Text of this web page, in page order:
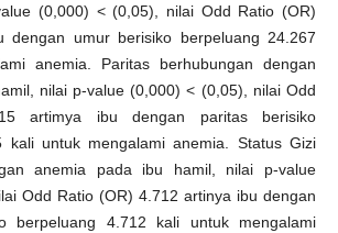
(0,000) < (0,05), nilai Odd Ratio (OR)
dengan umur berisiko berpeluang 24.267
anemia. Paritas berhubungan dengan
nilai p-value (0,000) < (0,05), nilai Odd
artimya ibu dengan paritas berisiko
kali untuk mengalami anemia. Status Gizi
anemia pada ibu hamil, nilai p-value
Odd Ratio (OR) 4.712 artinya ibu dengan
berpeluang 4.712 kali untuk mengalami